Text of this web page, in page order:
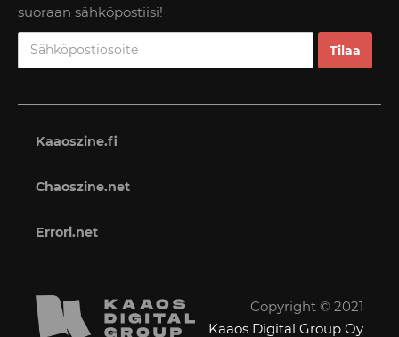
suoraan sähköpostiisi!
Kaaoszine.fi
Chaoszine.net
Errori.net
Copyright © 2021
Kaaos Digital Group Oy